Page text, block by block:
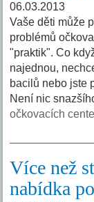
06.03.2013
Vaše děti může
problémů
"praktik". Co
najednou,
bacilů nebo jste
Není nic
očkovacích
Více než
nabídka